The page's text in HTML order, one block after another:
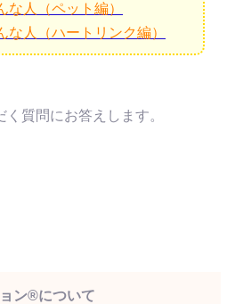
な人（ペット編）
な人（ハートリンク編）
質問にお答えします。
ン®︎について